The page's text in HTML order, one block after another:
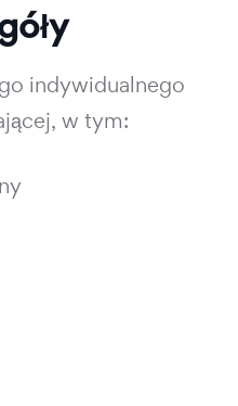
indywidualnego
w tym: